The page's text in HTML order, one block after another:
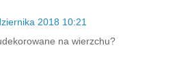
2018 10:21
na wierzchu?